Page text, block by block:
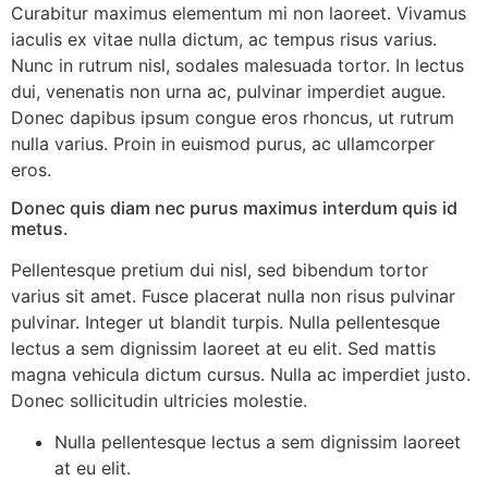
Curabitur maximus elementum mi non laoreet. Vivamus
iaculis ex vitae nulla dictum, ac tempus risus varius.
Nunc in rutrum nisl, sodales malesuada tortor. In lectus
dui, venenatis non urna ac, pulvinar imperdiet augue.
Donec dapibus ipsum congue eros rhoncus, ut rutrum
nulla varius. Proin in euismod purus, ac ullamcorper
eros.
Donec quis diam nec purus maximus interdum quis id
metus.
Pellentesque pretium dui nisl, sed bibendum tortor
varius sit amet. Fusce placerat nulla non risus pulvinar
pulvinar. Integer ut blandit turpis. Nulla pellentesque
lectus a sem dignissim laoreet at eu elit. Sed mattis
magna vehicula dictum cursus. Nulla ac imperdiet justo.
Donec sollicitudin ultricies molestie.
Nulla pellentesque lectus a sem dignissim laoreet
at eu elit.